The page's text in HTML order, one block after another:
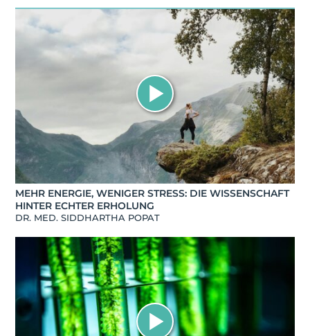
MEHR ENERGIE, WENIGER STRESS: DIE WISSENSCHAFT
HINTER ECHTER ERHOLUNG
DR. MED. SIDDHARTHA POPAT